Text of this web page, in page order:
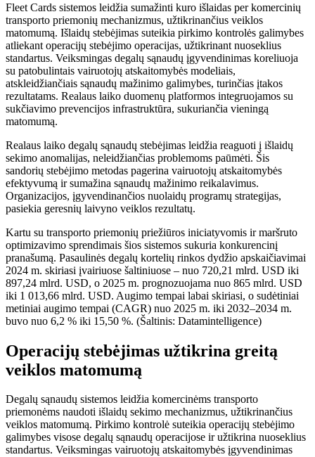
Fleet Cards sistemos leidžia sumažinti kuro išlaidas per komercinių
transporto priemonių mechanizmus, užtikrinančius veiklos
matomumą. Išlaidų stebėjimas suteikia pirkimo kontrolės galimybes
atliekant operacijų stebėjimo operacijas, užtikrinant nuoseklius
standartus. Veiksmingas degalų sąnaudų įgyvendinimas koreliuoja
su patobulintais vairuotojų atskaitomybės modeliais,
atskleidžiančiais sąnaudų mažinimo galimybes, turinčias įtakos
rezultatams. Realaus laiko duomenų platformos integruojamos su
sukčiavimo prevencijos infrastruktūra, sukuriančia vieningą
matomumą.
Realaus laiko degalų sąnaudų stebėjimas leidžia reaguoti į išlaidų
sekimo anomalijas, neleidžiančias problemoms paūmėti. Šis
sandorių stebėjimo metodas pagerina vairuotojų atskaitomybės
efektyvumą ir sumažina sąnaudų mažinimo reikalavimus.
Organizacijos, įgyvendinančios nuolaidų programų strategijas,
pasiekia geresnių laivyno veiklos rezultatų.
Kartu su transporto priemonių priežiūros iniciatyvomis ir maršruto
optimizavimo sprendimais šios sistemos sukuria konkurencinį
pranašumą. Pasaulinės degalų kortelių rinkos dydžio apskaičiavimai
2024 m. skiriasi įvairiuose šaltiniuose – nuo ​​720,21 mlrd. USD iki
897,24 mlrd. USD, o 2025 m. prognozuojama nuo 865 mlrd. USD
iki 1 013,66 mlrd. USD. Augimo tempai labai skiriasi, o sudėtiniai
metiniai augimo tempai (CAGR) nuo 2025 m. iki 2032–2034 m.
buvo nuo 6,2 % iki 15,50 %. (Šaltinis: Datamintelligence)
Operacijų stebėjimas užtikrina greitą
veiklos matomumą
Degalų sąnaudų sistemos leidžia komercinėms transporto
priemonėms naudoti išlaidų sekimo mechanizmus, užtikrinančius
veiklos matomumą. Pirkimo kontrolė suteikia operacijų stebėjimo
galimybes visose degalų sąnaudų operacijose ir užtikrina nuoseklius
standartus. Veiksmingas vairuotojų atskaitomybės įgyvendinimas